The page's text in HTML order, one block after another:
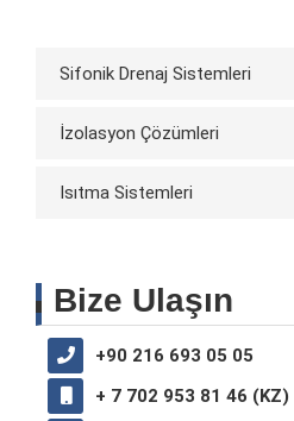
Sifonik Drenaj Sistemleri
İzolasyon Çözümleri
Isıtma Sistemleri
Bize Ulaşın
+90 216 693 05 05
+ 7 702 953 81 46 (KZ)